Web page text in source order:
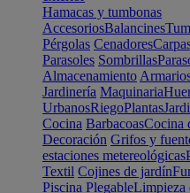
Hamacas y tumbonas
AccesoriosBalancines
Pérgolas Cenadores
Parasoles Sombrillas
Almacenamiento
Jardinería Maquinaria
UrbanosRiegoPlantas
Cocina BarbacoasCocina
Decoración Grifos y
estaciones metereológicas
Textil Cojines de jardín
Piscina PlegableLimpieza